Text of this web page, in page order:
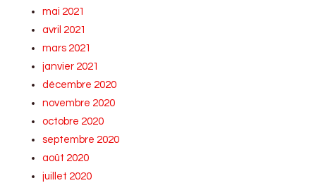
mai 2021
avril 2021
mars 2021
janvier 2021
décembre 2020
novembre 2020
octobre 2020
septembre 2020
août 2020
juillet 2020